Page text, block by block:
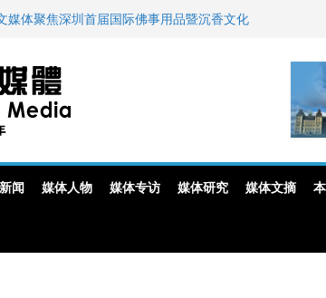
媒体聚焦深圳首届国际佛事用品暨沉香文化
缕海南天香：加拿大茶艺师邓岚月海南沉香
际脱钩”
范AI“隐形爬虫” 引发新闻与科技界激烈讨论
闻 媒体人物 媒体专访 媒体研究 媒体文摘